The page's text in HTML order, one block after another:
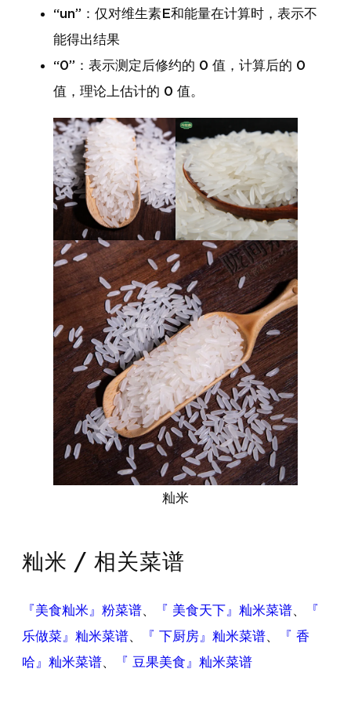
“un”：仅对维生素E和能量在计算时，表示不
能得出结果
“0”：表示测定后修约的 0 值，计算后的 0
值，理论上估计的 0 值。
籼米
籼米 / 相关菜谱
『美食籼米』粉菜谱、 『 美食天下』籼米菜谱、
『
乐做菜』籼米菜谱、 『 下厨房』籼米菜谱、
『 香
哈』籼米菜谱、 『 豆果美食』籼米菜谱